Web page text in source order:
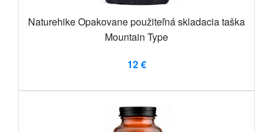
Naturehike Opakovane použiteľná skladacia taška
Mountain Type
12 €